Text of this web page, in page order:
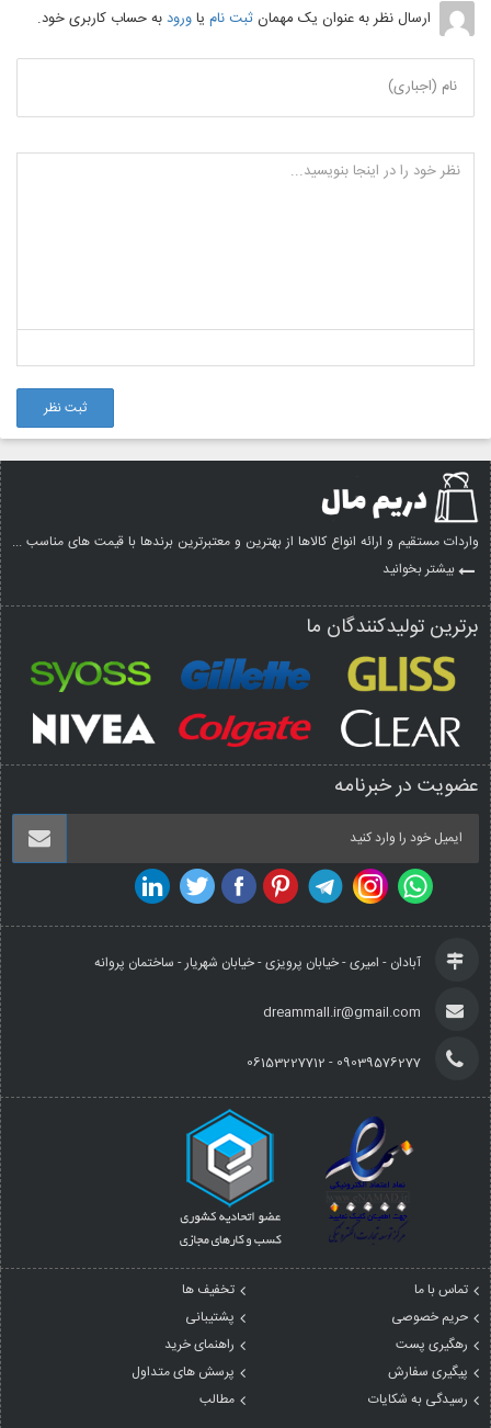
ارسال نظر به عنوان یک مهمانثبت نام یاورودبه حساب کاربری خود.
نام (اجباری)
ثبت نظر
واردات مستقیم و ارائه انواع کالاها از بهترین و معتبرترین برندها با قیمت های مناسب ...
بیشتر بخوانید
برترین تولیدکنندگان ما
عضویت در خبرنامه
آبادان - امیری - خیابان پرویزی - خیابان شهریار - ساختمان پروانه
dreammall.ir@gmail.com
09039576277 - 06153227712
تماس با ما
تخفیف ها
حریم خصوصی
پشتیبانی
رهگیری پست
راهنمای خرید
پیگیری سفارش
پرسش های متداول
رسیدگی به شکایات
مطالب